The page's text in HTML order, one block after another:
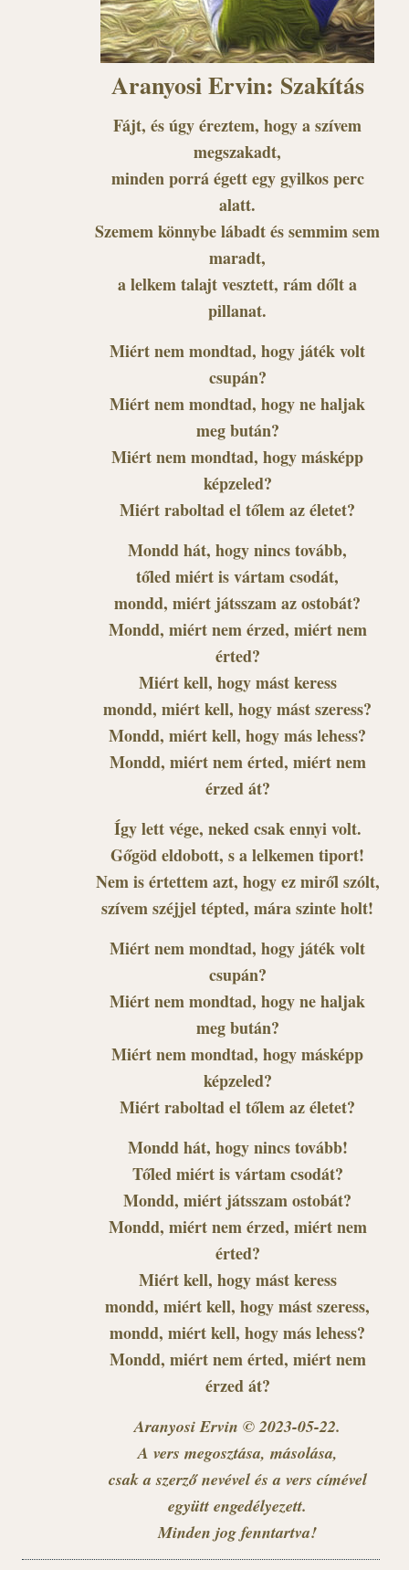
Aranyosi Ervin: Szakítás
Fájt, és úgy éreztem, hogy a szívem
megszakadt,
minden porrá égett egy gyilkos perc
alatt.
Szemem könnybe lábadt és semmim sem
maradt,
a lelkem talajt vesztett, rám dőlt a
pillanat.
Miért nem mondtad, hogy játék volt
csupán?
Miért nem mondtad, hogy ne haljak
meg bután?
Miért nem mondtad, hogy másképp
képzeled?
Miért raboltad el tőlem az életet?
Mondd hát, hogy nincs tovább,
tőled miért is vártam csodát,
mondd, miért játsszam az ostobát?
Mondd, miért nem érzed, miért nem
érted?
Miért kell, hogy mást keress
mondd, miért kell, hogy mást szeress?
Mondd, miért kell, hogy más lehess?
Mondd, miért nem érted, miért nem
érzed át?
Így lett vége, neked csak ennyi volt.
Gőgöd eldobott, s a lelkemen tiport!
Nem is értettem azt, hogy ez miről szólt,
szívem széjjel tépted, mára szinte holt!
Miért nem mondtad, hogy játék volt
csupán?
Miért nem mondtad, hogy ne haljak
meg bután?
Miért nem mondtad, hogy másképp
képzeled?
Miért raboltad el tőlem az életet?
Mondd hát, hogy nincs tovább!
Tőled miért is vártam csodát?
Mondd, miért játsszam ostobát?
Mondd, miért nem érzed, miért nem
érted?
Miért kell, hogy mást keress
mondd, miért kell, hogy mást szeress,
mondd, miért kell, hogy más lehess?
Mondd, miért nem érted, miért nem
érzed át?
Aranyosi Ervin © 2023-05-22.
A vers megosztása, másolása,
csak a szerző nevével és a vers címével
együtt engedélyezett.
Minden jog fenntartva!